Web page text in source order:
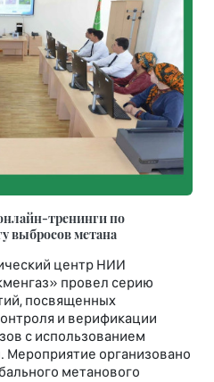
тренинги по
выбросов метана
центр НИИ
провел серию
посвященных
и верификации
с использованием
Мероприятие организовано
метанового